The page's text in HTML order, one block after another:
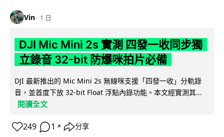
Vin 1 日
DJI Mic Mini 2s 實測 四發一收同步獨
立錄音 32-bit 防爆咪拍片必備
DJI 最新推出的 Mic Mini 2s 無線咪支援「四發一收」分軌錄
音，並首度下放 32-bit Float 浮點內錄功能。本文經實測其...
閱讀全文
249 1 ↗ 分享